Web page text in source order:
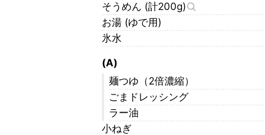
そうめん (計200g)
お湯 (ゆで用)
氷水
(A)
麺つゆ（2倍濃縮）
ごまドレッシング
ラー油
小ねぎ